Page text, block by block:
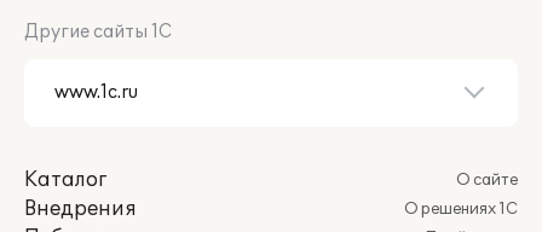
Другие сайты 1С
Каталог
Внедрения
О сайте
О решениях 1С